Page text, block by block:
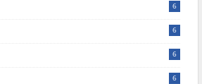
6
6
6
6